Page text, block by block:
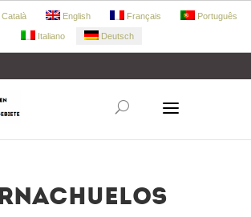
Català English Français Português
Italiano Deutsch